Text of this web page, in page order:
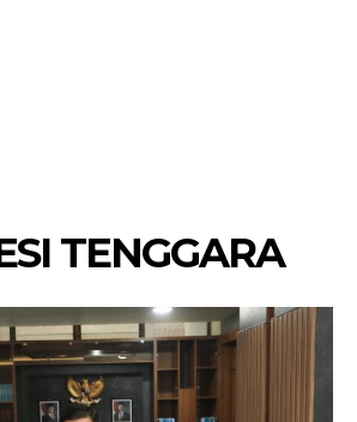
TENGGARA